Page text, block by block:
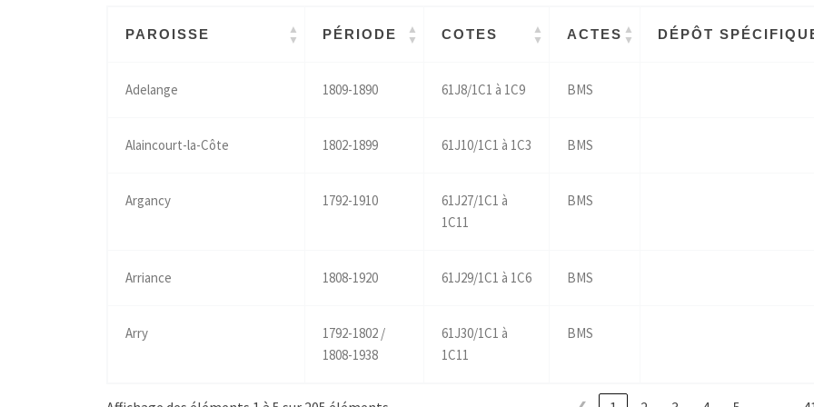
PAROISSE PÉRIODE COTES ACTES DÉPÔT
Adelange 1809-1890 61J8/1C1 à 1C9 BMS
Alaincourt-la-Côte 1802-1899 61J10/1C1 à 1C3 BMS
Argancy 1792-1910
61J27/1C1 à
1C11
BMS
Arriance 1808-1920 61J29/1C1 à 1C6 BMS
Arry
1792-1802 /
1808-1938
61J30/1C1 à
1C11
BMS